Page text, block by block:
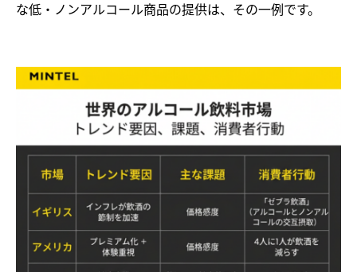
な低・ノンアルコール商品の提供は、その一例です。